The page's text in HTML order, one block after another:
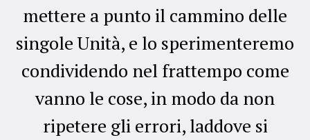
mettere a punto il cammino delle
singole Unità, e lo sperimenteremo
condividendo nel frattempo come
vanno le cose, in modo da non
ripetere gli errori, laddove si